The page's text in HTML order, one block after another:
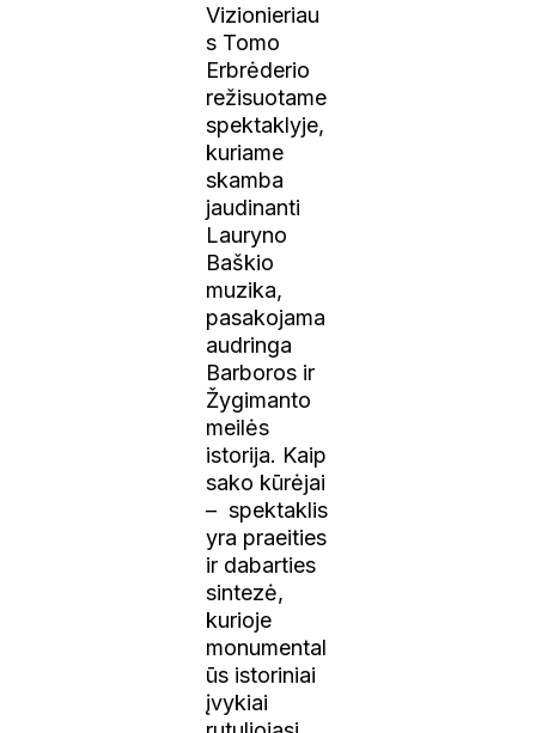
Vizionieriau
s Tomo
Erbrėderio
režisuotame
spektaklyje,
kuriame
skamba
jaudinanti
Lauryno
Baškio
muzika,
pasakojama
audringa
Barboros ir
Žygimanto
meilės
istorija. Kaip
sako kūrėjai
– spektaklis
yra praeities
ir dabarties
sintezė,
kurioje
monumental
ūs istoriniai
įvykiai